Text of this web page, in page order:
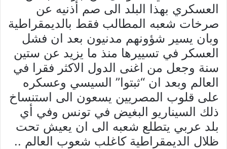
العسكري بهذا البلد الى صم أذنيه عن
صرخات شعبه المطالب فقط بالديمقراطية
وبان يسير شؤونهم مدنيون بعد ان فشل
العسكر في تسييرها منذ ما يزيد عن ستين
سنة وجعل من اغنى الدول الاكثر فقرا في
العالم وبعد ان “ثبتوا” السيسي وعسكره
على قلوب المصريين يسعون الى استنساخ
ذلك السيناريو البغيض في تونس وفي أي
بلد عربي يتطلع شعبه الى ان يعيش تحت
ظلال الديمقراطية كاغلب شعوب العالم ..